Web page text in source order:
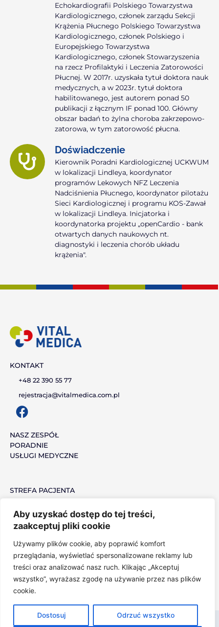
Aby uzyskać dostęp do tej treści,
zaakceptuj pliki cookie
Używamy plików cookie, aby poprawić komfort
przeglądania, wyświetlać spersonalizowane reklamy lub
treści oraz analizować nasz ruch. Klikając „Akceptuj
wszystko”, wyrażasz zgodę na używanie przez nas plików
cookie.
Dostosuj Odrzuć wszystko
Echokardiografii Polskiego Towarzystwa
Kardiologicznego, członek zarządu Sekcji
Krążenia Płucnego Polskiego Towarzystwa
Kardiologicznego, członek Polskiego i
Europejskiego Towarzystwa
Kardiologicznego, członek Stowarzyszenia
na rzecz Profilaktyki i Leczenia Zatorowości
Płucnej. W 2017r. uzyskała tytuł doktora nauk
medycznych, a w 2023r. tytuł doktora
habilitowanego, jest autorem ponad 50
publikacji z łącznym IF ponad 100. Główny
obszar badań to żylna choroba zakrzepowo-
zatorowa, w tym zatorowość płucna.
Doświadczenie
Kierownik Poradni Kardiologicznej UCKWUM
w lokalizacji Lindleya, koordynator
programów Lekowych NFZ Leczenia
Nadciśnienia Płucnego, koordynator pilotażu
Sieci Kardiologicznej i programu KOS-Zawał
w lokalizacji Lindleya. Inicjatorka i
koordynatorka projektu „openCardio - bank
otwartych danych naukowych nt.
diagnostyki i leczenia chorób układu
krążenia".
KONTAKT
+48 22 390 55 77
rejestracja@vitalmedica.com.pl
F
c
e
b
o
NASZ ZESPÓŁ
PORADNIE
USŁUGI MEDYCZNE
STREFA PACJENTA
PRACUJ Z NAMI
POLITYKA PRYWATNOŚCI
NARZĘDZIA OCHRONY PRYWATNOŚCI
© 2022 VITAL MEDICA, Strona wykorzystuje pliki Cookies,POLITYKA